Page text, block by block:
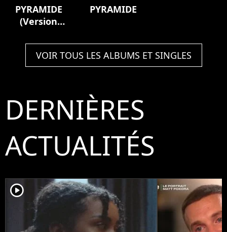
PYRAMIDE
(Version
PYRAMIDE
VOIR TOUS LES ALBUMS ET SINGLES
DERNIÈRES
ACTUALITÉS
player2